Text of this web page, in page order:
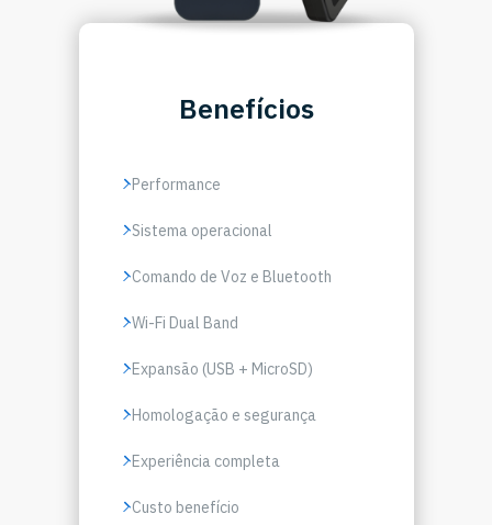
Benefícios
Performance
Sistema operacional
Comando de Voz e Bluetooth
Wi-Fi Dual Band
Expansão (USB + MicroSD)
Homologação e segurança
Experiência completa
Custo benefício